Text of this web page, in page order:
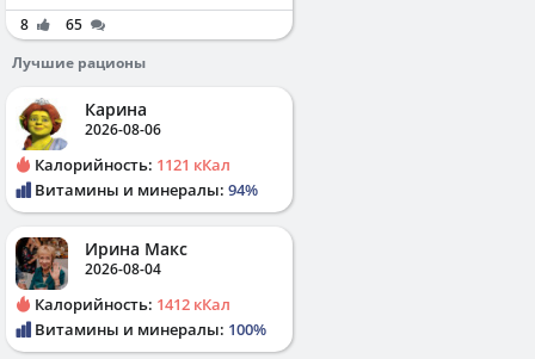
8
65
Лучшие рационы
Карина
2026-08-06
Калорийность: 1121 кКал
Витамины и минералы: 94%
Ирина Макс
2026-08-04
Калорийность: 1412 кКал
Витамины и минералы: 100%